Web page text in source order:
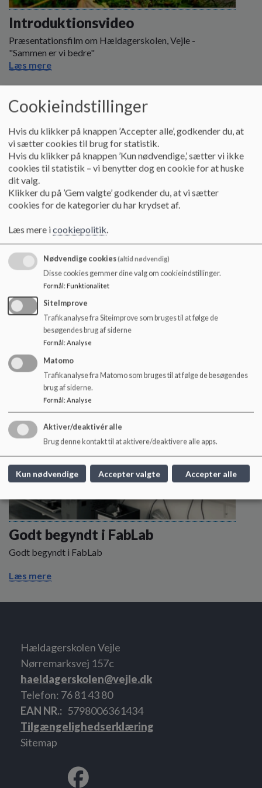
Introduktionsvideo
Præsentationsfilm om Hældagerskolen, Vejle -
"Sammen er vi bedre"
Læs mere
Video: skolens 50 års jubilæum set
fra luften
Læs mere
Godt begyndt i FabLab
Godt begyndt i FabLab
Læs mere
Hældagerskolen Vejle
Nørremarksvej 157c
haeldagerskolen@vejle.dk
Telefon: 76 81 43 80
EAN NR.
5798006361434
Tilgængelighedserklæring
Sitemap
Cookieindstillinger
Hvis du klikker på knappen ’Accepter alle’, godkender du, at
vi sætter cookies til brug for statistik.
Hvis du klikker på knappen ’Kun nødvendige,’ sætter vi ikke
cookies til statistik – vi benytter dog en cookie for at huske
dit valg.
Klikker du på ’Gem valgte’ godkender du, at vi sætter
cookies for de kategorier du har krydset af.
Læs mere icookiepolitik.
Nødvendige cookies(altid nødvendig)
Disse cookies gemmer dine valg om cookieindstillinger.
Formål: Funktionalitet
SiteImprove
Trafikanalyse fra Siteimprove som bruges til at følge de
besøgendes brug af siderne
Formål : Analyse
Matomo
Trafikanalyse fra Matomo som bruges til at følge de besøgendes
brug af siderne.
Formål: Analyse
Aktiver/deaktivér alle
Brug denne kontakt til at aktivere/deaktivere alle apps.
Kun nødvendige Accepter valgte Accepter alle